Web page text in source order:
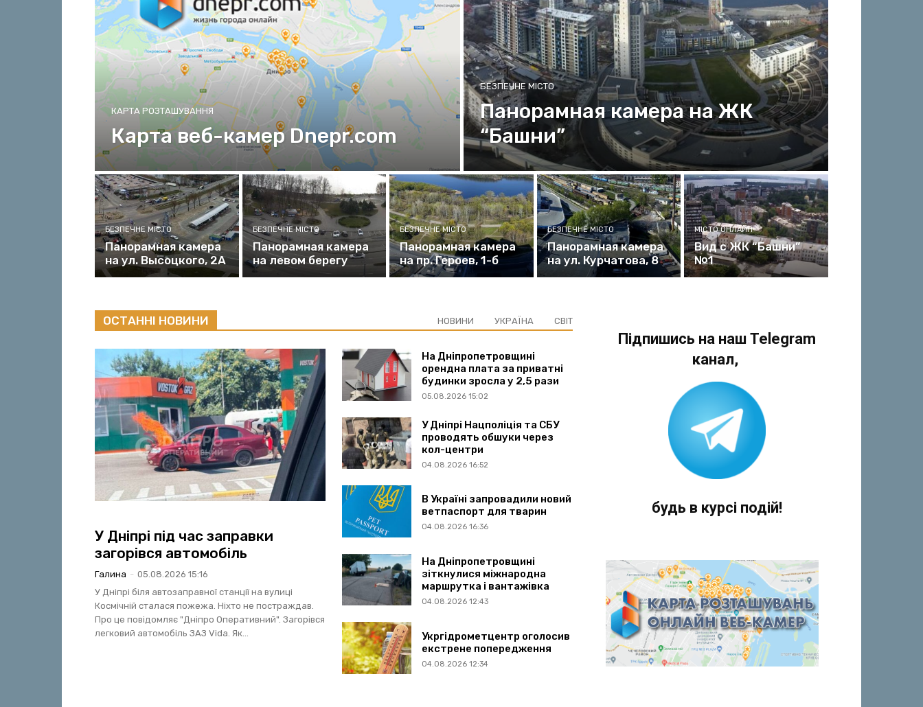
КАРТА РОЗТАШУВАННЯ
Карта веб-камер Dnepr.com
БЕЗПЕЧНЕ МІСТО
Панорамная камера на ЖК
“Башни”
БЕЗПЕЧНЕ МІСТО
Панорамная камера
на ул. Высоцкого, 2А
БЕЗПЕЧНЕ МІСТО
Панорамная камера
на левом берегу
БЕЗПЕЧНЕ МІСТО
Панорамная камера
на пр. Героев, 1-б
БЕЗПЕЧНЕ МІСТО
Панорамная камера
на ул. Курчатова, 8
МІСТО ОНЛАЙН
Вид с ЖК “Башни”
№1
ОСТАННІ НОВИНИ НОВИНИ УКРАЇНА СВІТ
У Дніпрі під час заправки
загорівся автомобіль
Галина - 05.08.2026 15:16
У Дніпрі біля автозаправної станції на вулиці
Космічній сталася пожежа. Ніхто не постраждав.
Про це повідомляє "Дніпро Оперативний". Загорівся
легковий автомобіль ЗАЗ Vida. Як...
На Дніпропетровщині
орендна плата за приватні
будинки зросла у 2,5 рази
05.08.2026 15:02
У Дніпрі Нацполіція та СБУ
проводять обшуки через
кол-центри
04.08.2026 16:52
В Україні запровадили новий
ветпаспорт для тварин
04.08.2026 16:36
На Дніпропетровщині
зіткнулися міжнародна
маршрутка і вантажівка
04.08.2026 12:43
Укргідрометцентр оголосив
екстрене попередження
04.08.2026 12:34
Підпишись на наш Telegram
канал,
будь в курсі подій!